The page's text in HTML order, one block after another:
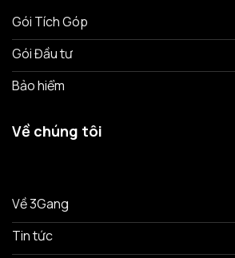
Gói Tích Góp
Gói Đầu tư
Bảo hiểm
Về chúng tôi
Về 3Gang
Tin tức